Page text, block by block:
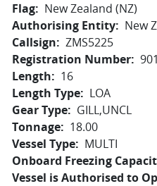
Flag
New Zealand (NZ)
Authorising Entity
New
Callsign
ZMS5225
Registration Number
Length
16
Length Type
LOA
Gear Type
GILL,UNCL
Tonnage
18.00
Vessel Type
MULTI
Onboard Freezing
Vessel is Authorised to